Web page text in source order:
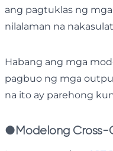
ang pagtuklas ng
nilalaman na
Habang ang mga
pagbuo ng mga
na ito ay parehong
●Modelong Cross-